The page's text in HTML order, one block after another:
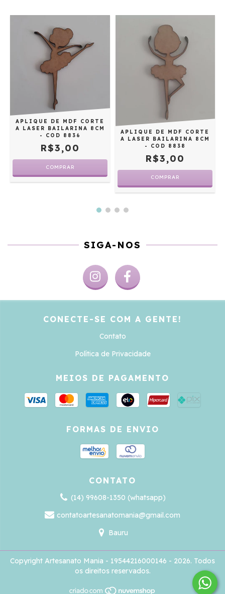
APLIQUE DE MDF CORTE
A LASER BAILARINA 8CM
- COD 8836
R$3,00
APLIQUE DE MDF CORTE
A LASER BAILARINA 8CM
- COD 8838
R$3,00
SIGA-NOS
CONECTE-SE COM A GENTE!
Contato
Política de Privacidade
MEIOS DE PAGAMENTO
FORMAS DE ENVIO
CONTATO
(14) 99608-1350 (whatsapp)
contatoartesanatomania@gmail.com
Bauru
Copyright Artesanato Mania - 19544216000146 - 2026. Todos
os direitos reservados.